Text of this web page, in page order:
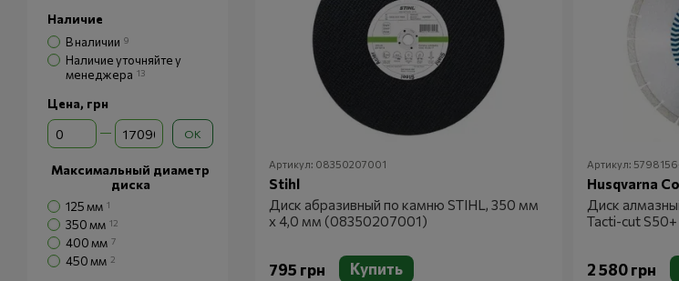
Артикул: 08350207001
Stihl
Диск абразивный по камню STIHL, 350 мм
х 4,0 мм (08350207001)
795 грн Купить
Артикул:
Husqvarna
Диск
Tacti-cut
2 580 грн
Наличие
В наличии 9
Наличие уточняйте у
менеджера 13
Цена, грн
От Цена, грн
До Цена, грн OK
Максимальный диаметр
диска
125 мм 1
350 мм 12
400 мм 7
450 мм 2